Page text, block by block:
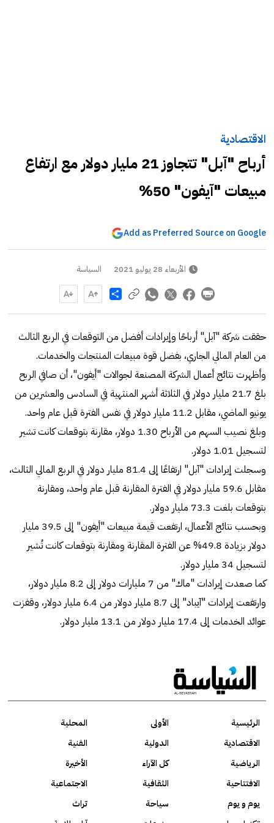
الاقتصادية
أرباح "آبل" تتجاوز 21 مليار دولار مع ارتفاع
مبيعات "آيفون" 50%
Add as Preferred Source on Google
الأربعاء 28 يوليو 2021 السياسة
Share
حققت شركة "آبل" أرباحًا وإيرادات أفضل من التوقعات في الربع الثالث
من العام المالي الجاري، بفضل قوة مبيعات المنتجات والخدمات.
وأظهرت نتائج أعمال الشركة المصنعة لجوالات "أيفون"، أن صافي الربح
بلغ 21.7 مليار دولار في الثلاثة أشهر المنتهية في السادس والعشرين من
يونيو الماضي، مقابل 11.2 مليار دولار في نفس الفترة قبل عام واحد.
وبلغ نصيب السهم من الأرباح 1.30 دولار، مقارنة بتوقعات كانت تشير
لتسجيل 1.01 دولار.
وسجلت إيرادات "آبل" ارتفاعًا إلى 81.4 مليار دولار في الربع المالي الثالث،
مقابل 59.6 مليار دولار في الفترة المقارنة قبل عام واحد، ومقارنة
بتوقعات بلغت 73.3 مليار دولار.
وبحسب نتائج الأعمال، ارتفعت قيمة مبيعات "أيفون" إلى 39.5 مليار
دولار بزيادة 49.8% عن الفترة المقارنة ومقارنة بتوقعات كانت تُشير
لتسجيل 34 مليار دولار.
كما صعدت إيرادات "ماك" من 7 مليارات دولار إلى 8.2 مليار دولار،
وارتفعت إيرادات "آيباد" إلى 8.7 مليار دولار من 6.4 مليار دولار، وقفزت
عوائد الخدمات إلى 17.4 مليار دولار من 13.1 مليار دولار.
الرئيسية الأولى
المحلية
الاقتصادية
الدولية
الفنية
الرياضية
كل الآراء
الأخيرة
الافتتاحية
الثقافية
الاجتماعية
يوم و يوم
سياحة
تراث